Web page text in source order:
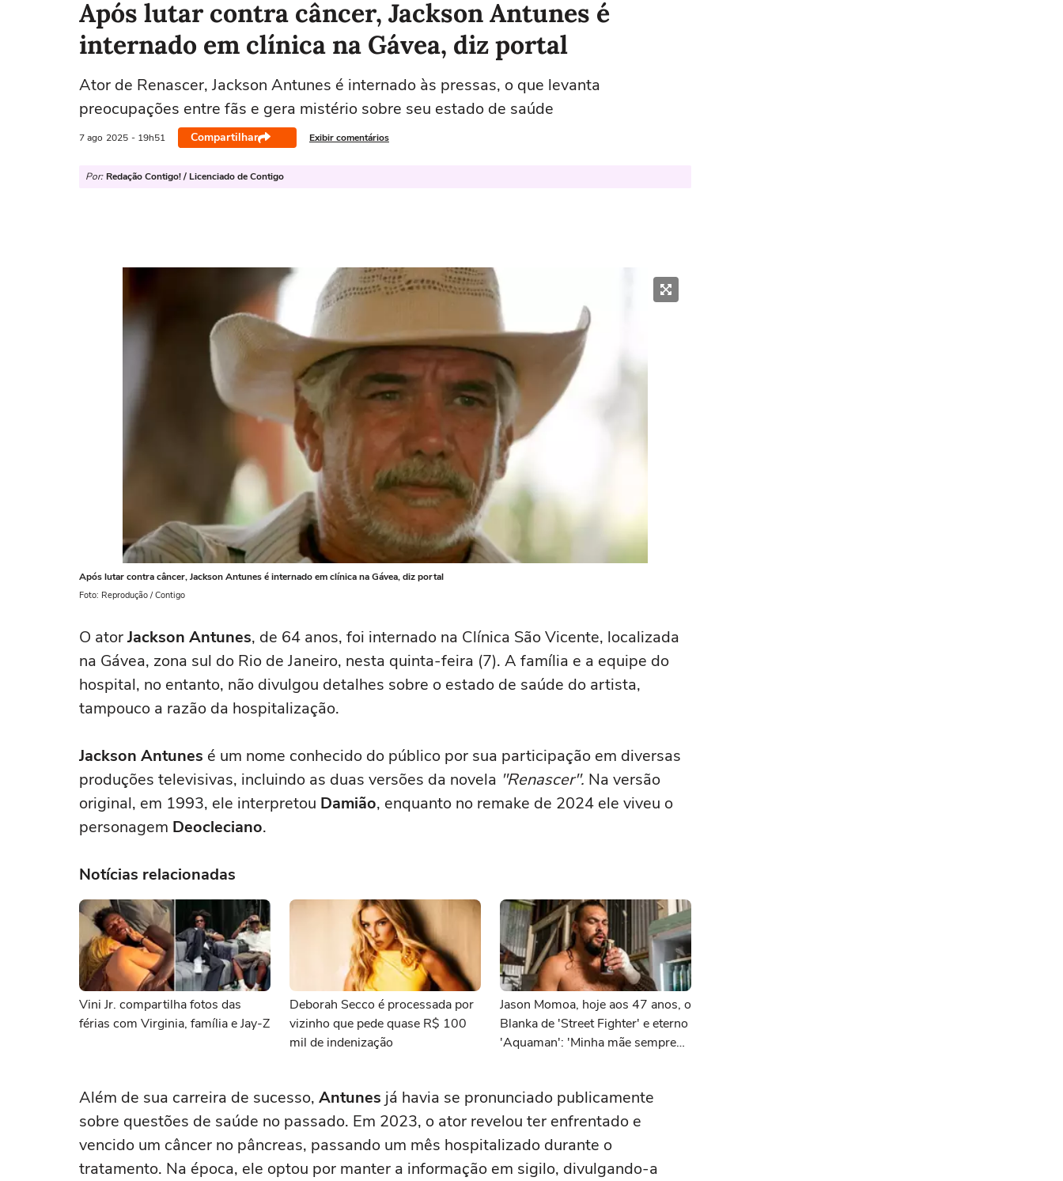
Após lutar contra câncer, Jackson Antunes é
internado em clínica na Gávea, diz portal
Ator de Renascer, Jackson Antunes é internado às pressas, o que levanta
preocupações entre fãs e gera mistério sobre seu estado de saúde
7 ago 2025 - 19h51 Compartilhar Exibir comentários
Por: Redação Contigo! / Licenciado de Contigo
Após lutar contra câncer, Jackson Antunes é internado em clínica na Gávea, diz portal
Foto: Reprodução / Contigo
O atorJackson Antunes, de 64 anos, foi internado na Clínica São Vicente, localizada
na Gávea, zona sul do Rio de Janeiro, nesta quinta-feira (7). A família e a equipe do
hospital, no entanto, não divulgou detalhes sobre o estado de saúde do artista,
tampouco a razão da hospitalização.
Jackson Antunes é um nome conhecido do público por sua participação em diversas
produções televisivas, incluindo as duas versões da novela "Renascer". Na versão
original, em 1993, ele interpretou Damião, enquanto no remake de 2024 ele viveu o
personagem Deocleciano.
Notícias relacionadas
Vini Jr. compartilha fotos das
férias com Virginia, família e Jay-Z
Deborah Secco é processada por
vizinho que pede quase R$ 100
mil de indenização
Jason Momoa, hoje aos 47 anos, o
Blanka de 'Street Fighter' e eterno
'Aquaman': 'Minha mãe sempre
melhores'
Além de sua carreira de sucesso, Antunes já havia se pronunciado publicamente
sobre questões de saúde no passado. Em 2023, o ator revelou ter enfrentado e
vencido um câncer no pâncreas, passando um mês hospitalizado durante o
tratamento. Na época, ele optou por manter a informação em sigilo, divulgando-a